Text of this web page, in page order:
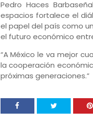
Pedro Haces
espacios fortalece el
el papel del país como
el futuro económico
“A México le va mejor
la cooperación
próximas generaciones.”